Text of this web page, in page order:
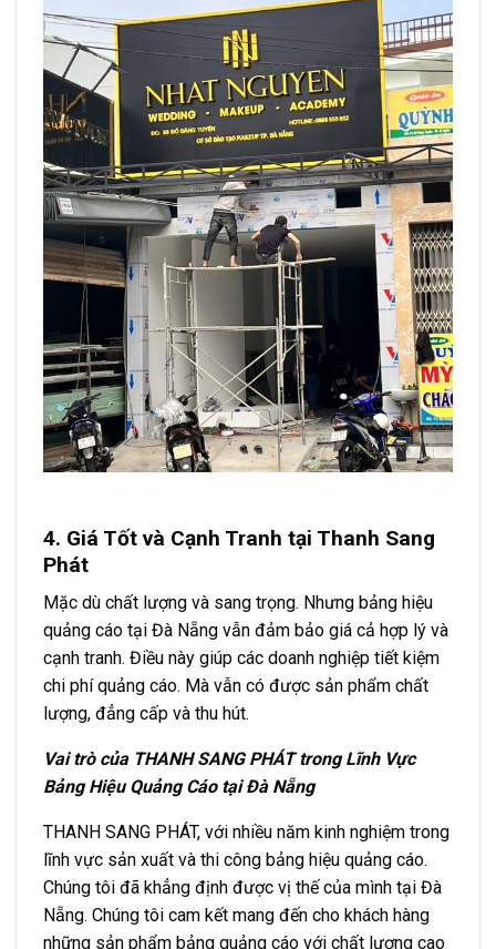
4. Giá Tốt và Cạnh Tranh tại Thanh Sang
Phát
Mặc dù chất lượng và sang trọng. Nhưng bảng hiệu
quảng cáo tại Đà Nẵng vẫn đảm bảo giá cả hợp lý và
cạnh tranh. Điều này giúp các doanh nghiệp tiết kiệm
chi phí quảng cáo. Mà vẫn có được sản phẩm chất
lượng, đẳng cấp và thu hút.
Vai trò của THANH SANG PHÁT trong Lĩnh Vực
Bảng Hiệu Quảng Cáo tại Đà Nẵng
THANH SANG PHÁT, với nhiều năm kinh nghiệm trong
lĩnh vực sản xuất và thi công bảng hiệu quảng cáo.
Chúng tôi đã khẳng định được vị thế của mình tại Đà
Nẵng. Chúng tôi cam kết mang đến cho khách hàng
những sản phẩm bảng quảng cáo với chất lượng cao